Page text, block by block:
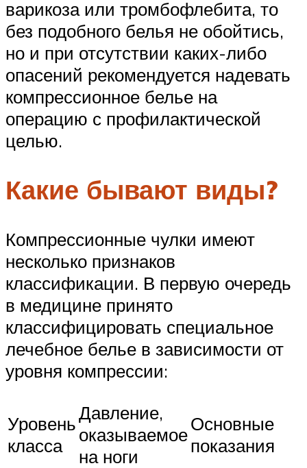
варикоза или тромбофлебита, то
без подобного белья не обойтись,
но и при отсутствии каких-либо
опасений рекомендуется надевать
компрессионное белье на
операцию с профилактической
целью.
Какие бывают виды?
Компрессионные чулки имеют
несколько признаков
классификации. В первую очередь
в медицине принято
классифицировать специальное
лечебное белье в зависимости от
уровня компрессии:
Уровень
класса
Давление,
оказываемое
на ноги
Основные
показания